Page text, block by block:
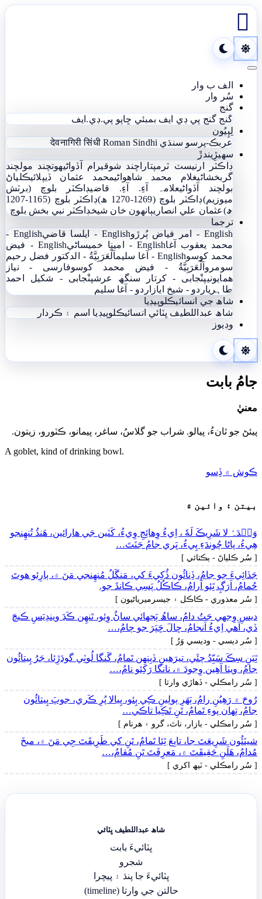

Toggle navigation
الف ب وار
سُر وار
گنج
گنج گنج پي ڊي ايف بمبئي ڇاپو پي.ڊي.ايف
لِپِيُون
عربڪ-پرسو سنڌي
देवनागिरी सिंधी Roman Sindhi
سھيڙِيندڙَ
ڊاڪٽر ارنيسٽ ٽرمپتاراچند شوقيرام آڏواڻيھوتچند مولچند
گربخشاڻيغلام محمد شاھواڻيمحمد عثمان ڏيپلائيڪلياڻ
بولچند آڏواڻيعلامہ آءِ. آءِ. قاضيڊاڪٽر بلوچ (برٽش
ميوزيم)ڊاڪٽر بلوچ (1269-1270 ھ)
ڊاڪٽر بلوچ (1165-1207
ھ)عثمان علي انصاريٻانهون خان شيخڊاڪٽر نبي بخش بلوچ
ترجما
English - امر فياض ٻُرڙو
English - ايلسا قاضي
English -
محمد يعقوب آغاEnglish - امينا خميساڻي
English - فيض
محمد کوسوEnglish - آغا سليم
اَلْعَرَبِيَّةُ - الدکتور فضل رحیم
سومرو اَلْعَرَبِيَّةُ - فيض محمد کوسوفارسی - نياز
ھمايونيپنْجابی - کرتار سنگھ عرشپنْجابی - شکیل احمد
طاہریاردو - شيخ اياز اردو - آغا سليم
شاھ جي انسائيڪلوپيڊيا
شاھ عبداللطيف ڀٽائي انسائيڪلوپيڊيا اسم ۽ ڪردار
وڊيوز
جامُ بابت
معنيٰ
پيئڻ جو ٿانءُ، پيالو. شراب جو گلاسُ، ساغر، پيمانو، ڪٽورو، زيتون.
A goblet, kind of drinking bowl.
ڪوش ۾ ڏِسو
بيتن ۽ وائين ۾
وَحۡدَہٗ لا شَرِيڪَ لَهٗ ، اِيءُ وِھائِجِ وِيءُ، کَٽين جَي ھارائين، ھَنڌُ تُنھِنجو
ھِيءُ، پاڻا چُوندَءِ پِيءُ، ڀَري جامُ جَنَتَ…
[ سُر ڪلياڻ - يڪتائي ]
جَڏائِيءَ جو جامُ، ڏِنائُون ڏُکِيءَ کي، مَنگَلُ مُنھِنجي مَنَ ۾، ٻارِئو ھوتَ
حُمامُ، اَرَڳِ ٿِئو آرامُ، ڪاڪُلُ پَسِي ڪانڌَ جو.
[ سُر معذوري - ڪاڪل ۽ جيسرميرياڻيون ]
ديسِ وِجهي جَتُ دامُ، ساھُ ٻَجهائي ساڻُ وِئو، تَنھِن ڪَڍَ ويندِيَسِ ڪيچَ
ڏي، آھي اِيءُ اَنجامُ، ڇالَ ڇَپَرَ جو ڄامُ،…
[ سُر ديسي - وديسي وَرُ ]
ٿِيَنِ سِڪَ سَيِّدُ چئَي، تيرَھينِ ڏيِنھِن تَمامُ، گَنگا لُوٽِي گودَڙِئا، جَرُ پِيتائُون
جامُ، ويٺا آھِين وِجودَ ۾، نانگا رَکِئو نامُ،…
[ سُر رامڪلي - ڏھاڙي وارتا ]
رُوحَ ۾ رَھِيُنِ رامُ، ٻَھَرِ ٻولِينِ ڪِي ٻِئو، پِيالا پُرِ ڪَري، جوپَ پِيتائُون
جامُ، تِھان پوءِ تَمامُ، تَنِ تَڪِيا تاڪي…
[ سُر رامڪلي - بازار، ناٿ، گرو ۽ ھرنام ]
شينَئُون شَرِيعَتَ جا، تابِعَ ٿِئا تَمامُ، تَنِ کي طَرِيقَتَ جِي مَنَ ۾، ميخَ
مُدامُ، ھَلَنِ حَقِيقَتَ ۾، مَعرِفَتَ تَنِ مُقامُ،…
[ سُر رامڪلي - ٽيھ اکري ]
شاھ عبداللطيف ڀٽائي
ڀٽائيءَ بابت
شجرو
ڀٽائيءَ جا پنڌ ۽ پيچرا
حالتن جي وارتا (timeline)